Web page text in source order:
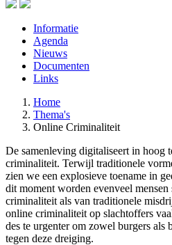
Informatie
Agenda
Nieuws
Documenten
Links
Home
Thema's
Online Criminaliteit
De samenleving digitaliseert in hoog
criminaliteit. Terwijl traditionele
zien we een explosieve toename in
dit moment worden evenveel
criminaliteit als van traditionele
online criminaliteit op slachtoffers
des te urgenter om zowel burgers als
tegen deze dreiging.